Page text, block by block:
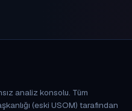
analiz konsolu. Tüm
(eski USOM) tarafından